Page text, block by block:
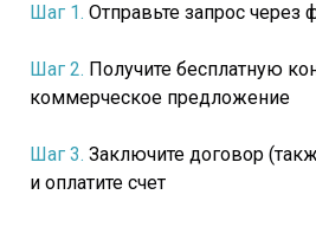
Шаг 1. Отправьте запрос через
Шаг 2. Получите бесплатную
коммерческое предложение
Шаг 3. Заключите договор
и оплатите счет